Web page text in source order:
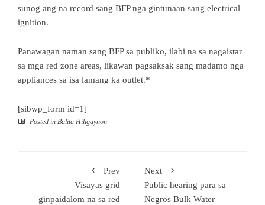
sunog ang na record sang BFP nga gintunaan sang electrical
ignition.
Panawagan naman sang BFP sa publiko, ilabi na sa nagaistar
sa mga red zone areas, likawan pagsaksak sang madamo nga
appliances sa isa lamang ka outlet.*
[sibwp_form id=1]
Posted in Balita Hiligaynon
Prev
Visayas grid
ginpaidalom na sa red
Next
Public hearing para sa
Negros Bulk Water